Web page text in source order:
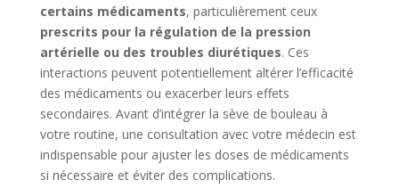
certains médicaments, particulièrement ceux
prescrits pour la régulation de la pression
artérielle ou des troubles diurétiques. Ces
interactions peuvent potentiellement altérer l’efficacité
des médicaments ou exacerber leurs effets
secondaires. Avant d’intégrer la sève de bouleau à
votre routine, une consultation avec votre médecin est
indispensable pour ajuster les doses de médicaments
si nécessaire et éviter des complications.